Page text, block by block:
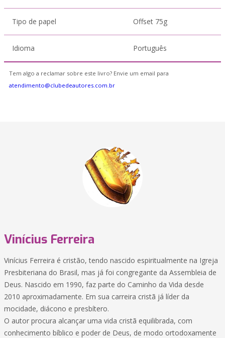
Tipo de papel Offset 75g
Idioma Português
Tem algo a reclamar sobre este livro? Envie um email para
atendimento@clubedeautores.com.br
Vinícius Ferreira
Vinícius Ferreira é cristão, tendo nascido espiritualmente na Igreja
Presbiteriana do Brasil, mas já foi congregante da Assembleia de
Deus. Nascido em 1990, faz parte do Caminho da Vida desde
2010 aproximadamente. Em sua carreira cristã já líder da
mocidade, diácono e presbítero.
O autor procura alcançar uma vida cristã equilibrada, com
conhecimento bíblico e poder de Deus, de modo ortodoxamente